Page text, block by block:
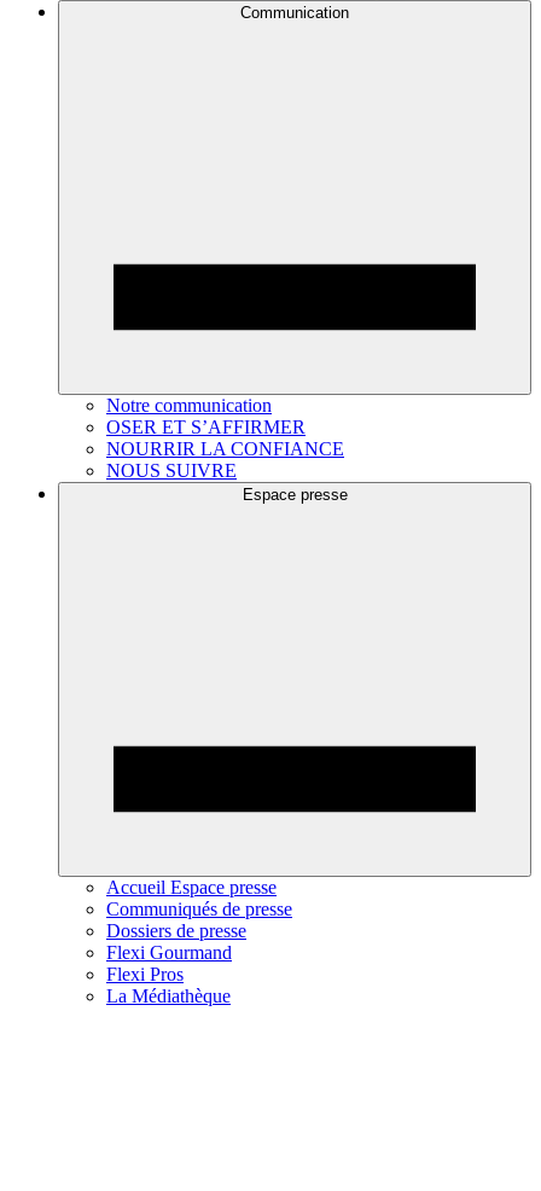
Communication
Notre communication
OSER ET S’AFFIRMER
NOURRIR LA CONFIANCE
NOUS SUIVRE
Espace presse
Accueil Espace presse
Communiqués de presse
Dossiers de presse
Flexi Gourmand
Flexi Pros
La Médiathèque